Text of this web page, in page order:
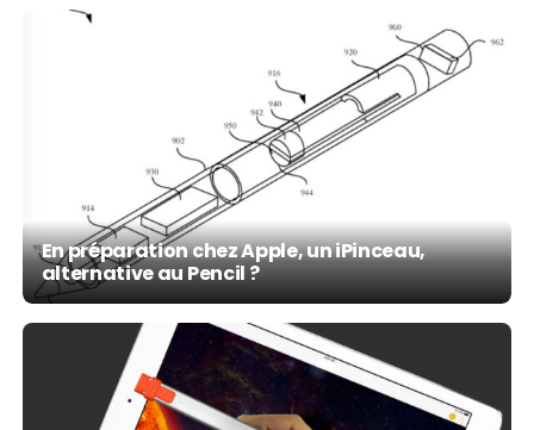
En préparation chez Apple, un iPinceau,
alternative au Pencil ?